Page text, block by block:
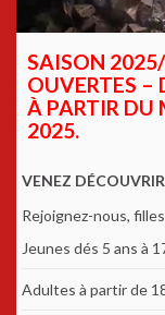
SAISON
OUVERTES –
À PARTIR DU
2025.
VENEZ
Rejoignez-nous,
Jeunes dés 5 ans à
Adultes à partir de